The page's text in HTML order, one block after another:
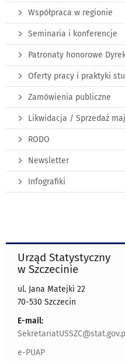
Współpraca w regionie
Seminaria i konferencje
Patronaty honorowe
Oferty pracy i praktyki
Zamówienia publiczne
Likwidacja / Sprzedaż
RODO
Newsletter
Infografiki
Urząd Statystyczny
w Szczecinie
ul. Jana Matejki 22
70-530 Szczecin
E-mail:
e-PUAP